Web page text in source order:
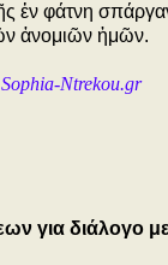
ἐν φάτνη
ἀνομιῶν ἡμῶν.
Ntrekou.gr
για διάλογο